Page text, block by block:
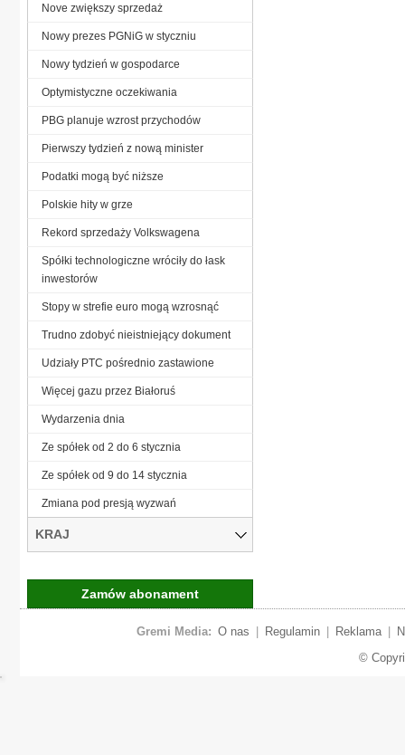
Nove zwiększy sprzedaż
Nowy prezes PGNiG w styczniu
Nowy tydzień w gospodarce
Optymistyczne oczekiwania
PBG planuje wzrost przychodów
Pierwszy tydzień z nową minister
Podatki mogą być niższe
Polskie hity w grze
Rekord sprzedaży Volkswagena
Spółki technologiczne wróciły do łask
inwestorów
Stopy w strefie euro mogą wzrosnąć
Trudno zdobyć nieistniejący dokument
Udziały PTC pośrednio zastawione
Więcej gazu przez Białoruś
Wydarzenia dnia
Ze spółek od 2 do 6 stycznia
Ze spółek od 9 do 14 stycznia
Zmiana pod presją wyzwań
KRAJ
Zamów abonament
Gremi Media: O nas Regulamin Reklama
©